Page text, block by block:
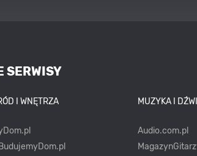
SERWISY
I WNĘTRZA MUZYKA I
Audio.com.pl